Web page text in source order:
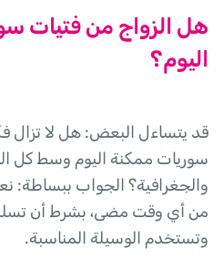
هل الزواج من فتيات
اليوم؟
قد يتساءل البعض: هل لا تزال
سوريات ممكنة اليوم وسط كل
والجغرافية؟ الجواب ببساطة:
من أي وقت مضى، بشرط أن
وتستخدم الوسيلة المناسبة.